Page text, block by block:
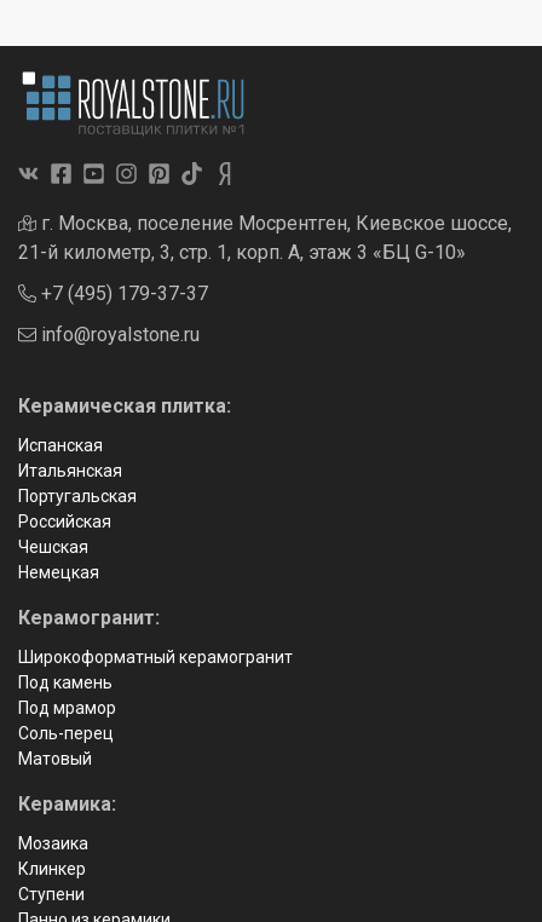
г. Москва, поселение Мосрентген, Киевское шоссе,
21-й километр, 3, стр. 1, корп. А, этаж 3 «БЦ G-10»
+7 (495) 179-37-37
info@royalstone.ru
Керамическая плитка:
Испанская
Итальянская
Португальская
Российская
Чешская
Немецкая
Керамогранит:
Широкоформатный керамогранит
Под камень
Под мрамор
Соль-перец
Матовый
Керамика:
Мозаика
Клинкер
Ступени